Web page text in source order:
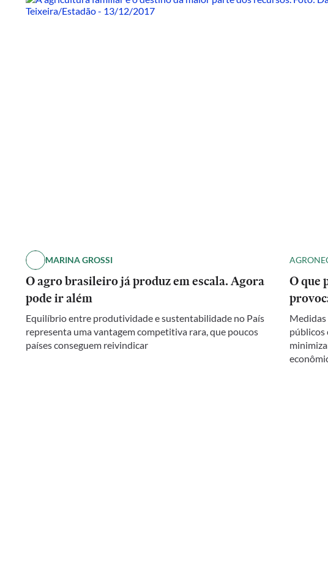
MARINA GROSSI
O agro brasileiro já produz em escala. Agora
pode ir além
Equilíbrio entre produtividade e sustentabilidade no País
representa uma vantagem competitiva rara, que poucos
países conseguem reivindicar
O que
Medidas
públicos